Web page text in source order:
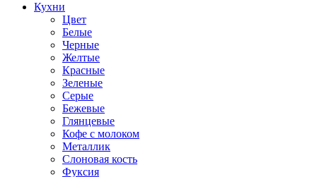
Кухни
Цвет
Белые
Черные
Желтые
Красные
Зеленые
Серые
Бежевые
Глянцевые
Кофе с молоком
Металлик
Слоновая кость
Фуксия